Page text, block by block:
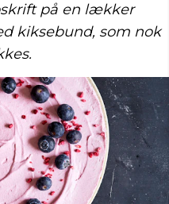
på en lækker
kiksebund, som nok